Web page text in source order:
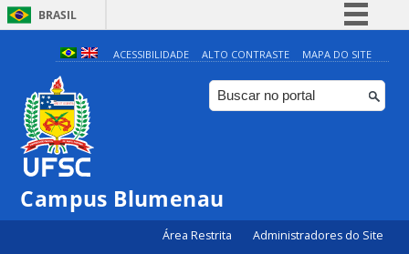
BRASIL
Simplifique!
Comunica BR
Participe
ACESSIBILIDADE ALTO CONTRASTE MAPA DO SITE
Campus Blumenau
Área Restrita Administradores do Site